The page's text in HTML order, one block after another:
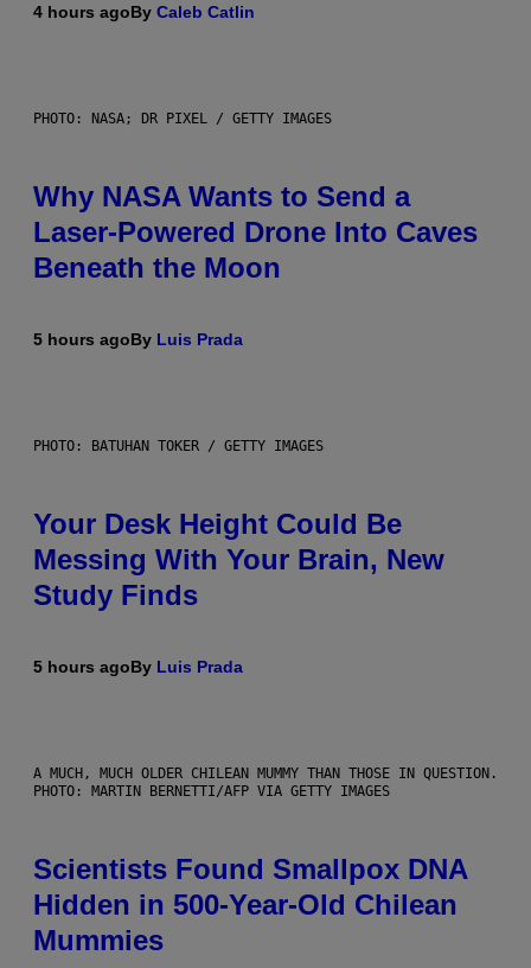
4 hours agoBy Caleb Catlin
PHOTO: NASA; DR PIXEL / GETTY IMAGES
Why NASA Wants to Send a
Laser-Powered Drone Into Caves
Beneath the Moon
5 hours agoBy Luis Prada
PHOTO: BATUHAN TOKER / GETTY IMAGES
Your Desk Height Could Be
Messing With Your Brain, New
Study Finds
5 hours agoBy Luis Prada
A MUCH, MUCH OLDER CHILEAN MUMMY THAN THOSE IN QUESTION.
PHOTO: MARTIN BERNETTI/AFP VIA GETTY IMAGES
Scientists Found Smallpox DNA
Hidden in 500-Year-Old Chilean
Mummies